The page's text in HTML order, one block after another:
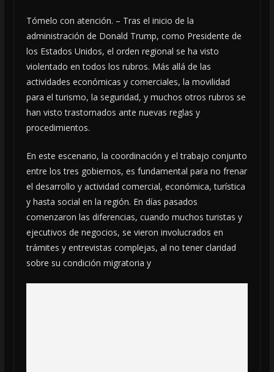
Tómelo con atención. – Tras el inicio de la
administración de Donald Trump, como Presidente de
los Estados Unidos, el orden regional se ha visto
violentado en todos los rubros. Más allá de las
actividades económicas y comerciales, la movilidad
para el turismo, la seguridad, y muchos otros rubros se
han visto trastornados ante nuevas reglas y
procedimientos.
En este escenario, la coordinación y el trabajo conjunto
entre los tres gobiernos, es fundamental para no frenar
el desarrollo y actividad comercial, económica, turística
y hasta social en la región. En días pasados
comenzaron las diferencias, cuando muchos turistas y
ejecutivos de negocios, se vieron involucrados en
trámites y entrevistas complejas, al no tener claridad
sobre su condición migratoria y